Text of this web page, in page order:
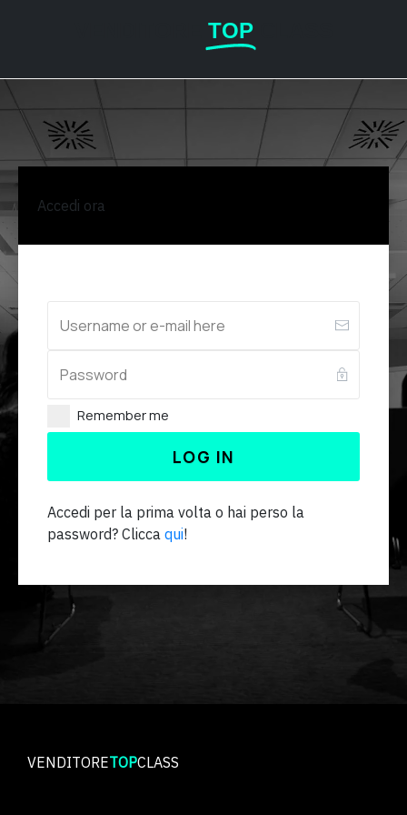
TOPCLASS
Accedi ora
Remember me
LOG IN
Accedi per la prima volta o hai perso la
password? Clicca qui!
VENDITORETOPCLASS